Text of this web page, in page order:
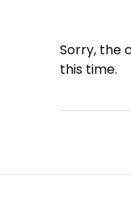
Sorry, the
this time.